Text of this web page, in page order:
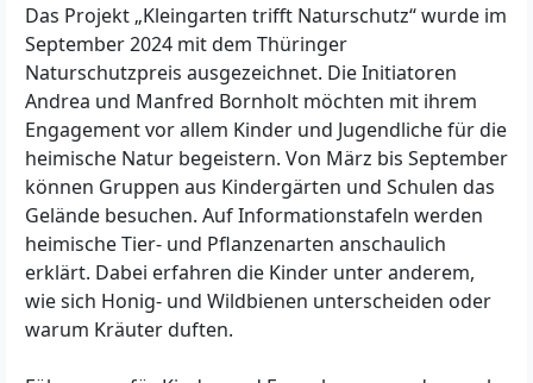
Das Projekt „Kleingarten trifft Naturschutz“ wurde im
September 2024 mit dem Thüringer
Naturschutzpreis ausgezeichnet. Die Initiatoren
Andrea und Manfred Bornholt möchten mit ihrem
Engagement vor allem Kinder und Jugendliche für die
heimische Natur begeistern. Von März bis September
können Gruppen aus Kindergärten und Schulen das
Gelände besuchen. Auf Informationstafeln werden
heimische Tier- und Pflanzenarten anschaulich
erklärt. Dabei erfahren die Kinder unter anderem,
wie sich Honig- und Wildbienen unterscheiden oder
warum Kräuter duften.